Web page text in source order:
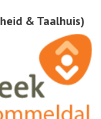
& Taalhuis)